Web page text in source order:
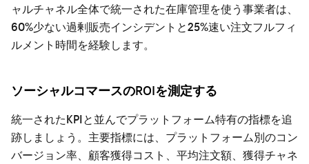
ャルチャネル全体で統一された在庫管理を使う事業者は、
60%少ない過剰販売インシデントと25%速い注文フルフィ
ルメント時間を経験します。
ソーシャルコマースのROIを測定する
統一されたKPIと並んでプラットフォーム特有の指標を追
跡しましょう。主要指標には、プラットフォーム別のコン
バージョン率、顧客獲得コスト、平均注文額、獲得チャネ